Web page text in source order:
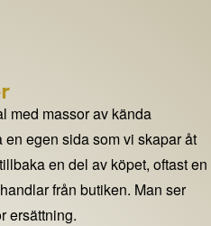
med massor av kända
egen sida som vi skapar åt
en del av köpet, oftast en
från butiken. Man ser
ersättning.